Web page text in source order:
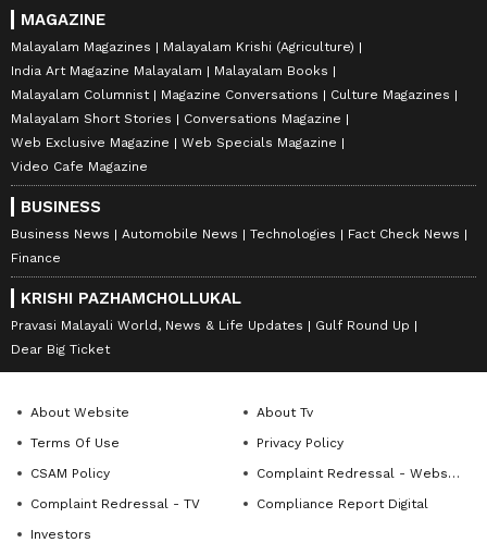
MAGAZINE
Malayalam Magazines
Malayalam Krishi (Agriculture)
India Art Magazine Malayalam
Malayalam Books
Malayalam Columnist
Magazine Conversations
Culture Magazines
Malayalam Short Stories
Conversations Magazine
Web Exclusive Magazine
Web Specials Magazine
Video Cafe Magazine
BUSINESS
Business News Automobile News Technologies
Fact Check News
Finance
KRISHI PAZHAMCHOLLUKAL
Pravasi Malayali World, News & Life Updates
Gulf Round Up
Dear Big Ticket
About Website
About Tv
Terms Of Use
Privacy Policy
CSAM Policy
Complaint Redressal - Website
Complaint Redressal - TV
Compliance Report Digital
Investors